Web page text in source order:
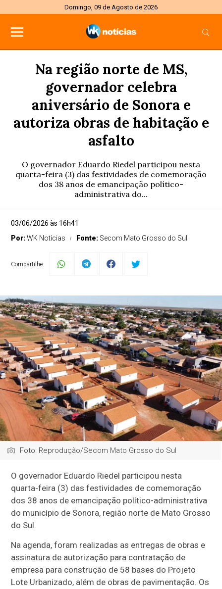
Domingo, 09 de Agosto de 2026
Na região norte de MS,
governador celebra
aniversário de Sonora e
autoriza obras de habitação e
asfalto
O governador Eduardo Riedel participou nesta
quarta-feira (3) das festividades de comemoração
dos 38 anos de emancipação político-
administrativa do...
03/06/2026 às 16h41
Por:WK Notícias Fonte: Secom Mato Grosso do Sul
Compartilhe:
Foto: Reprodução/Secom Mato Grosso do Sul
O governador Eduardo Riedel participou nesta
quarta-feira (3) das festividades de comemoração
dos 38 anos de emancipação político-administrativa
do município de Sonora, região norte de Mato Grosso
do Sul.
Na agenda, foram realizadas as entregas de obras e
assinatura de autorização para contratação de
empresa para construção de 58 bases do Projeto
Lote Urbanizado, além de obras de pavimentação. Os